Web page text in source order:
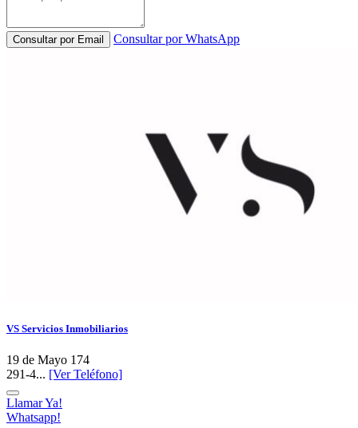
Consultar por Email Consultar por WhatsApp
VS Servicios Inmobiliarios
19 de Mayo 174
291-4... [Ver Teléfono]
Llamar Ya!
Whatsapp!